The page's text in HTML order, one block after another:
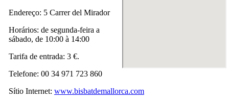
Endereço: 5 Carrer del Mirador
Horários: de segunda-feira a
sábado, de 10:00 à 14:00
Tarifa de entrada: 3 €.
Telefone: 00 34 971 723 860
Sítio Internet: www.bisbatdemallorca.com